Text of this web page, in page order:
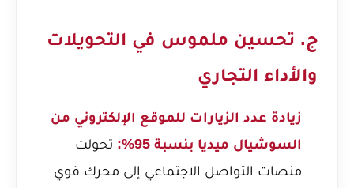
ج. تحسين ملموس في التحويلات
والأداء التجاري
زيادة عدد الزيارات للموقع الإلكتروني من
السوشيال ميديا بنسبة 95%:
تحولت
منصات التواصل الاجتماعي إلى محرك قوي